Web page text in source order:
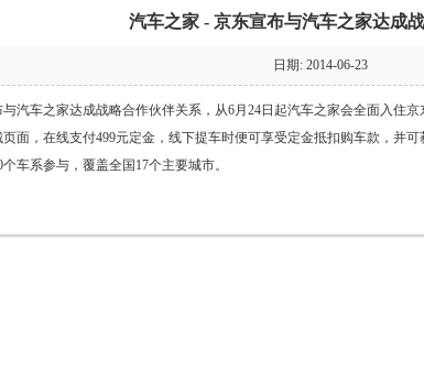
汽车之家 - 京东宣布与汽车之家达成
日期: 2014-06-23
汽车之家达成战略合作伙伴关系，从6月24日起汽车之家会全面入住
面，在线支付499元定金，线下提车时便可享受定金抵扣购车款，并
车系参与，覆盖全国17个主要城市。